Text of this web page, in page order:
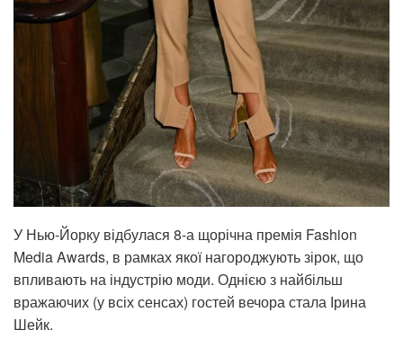
У Нью-Йорку відбулася 8-а щорічна премія Fashion
Media Awards, в рамках якої нагороджують зірок, що
впливають на індустрію моди. Однією з найбільш
вражаючих (у всіх сенсах) гостей вечора стала Ірина
Шейк.